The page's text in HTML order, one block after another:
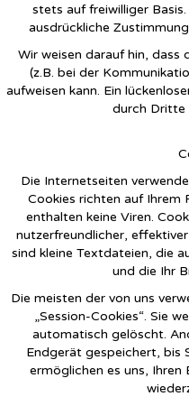
stets auf freiwilliger
ausdrückliche
Wir weisen darauf hin,
(z.B. bei der
aufweisen kann. Ein
durch Dritte
Die Internetseiten
Cookies richten auf Ihrem
enthalten keine Viren.
nutzerfreundlicher,
sind kleine Textdateien, die
und die Ihr
Die meisten der von uns
„Session-Cookies“. Sie
automatisch gelöscht.
Endgerät gespeichert, bis
ermöglichen es uns, Ihren